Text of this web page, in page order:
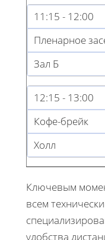
11:15 - 12:00
Пленарное
Зал Б
12:15 - 13:00
Кофе-брейк
Холл
Ключевым
всем
удобства